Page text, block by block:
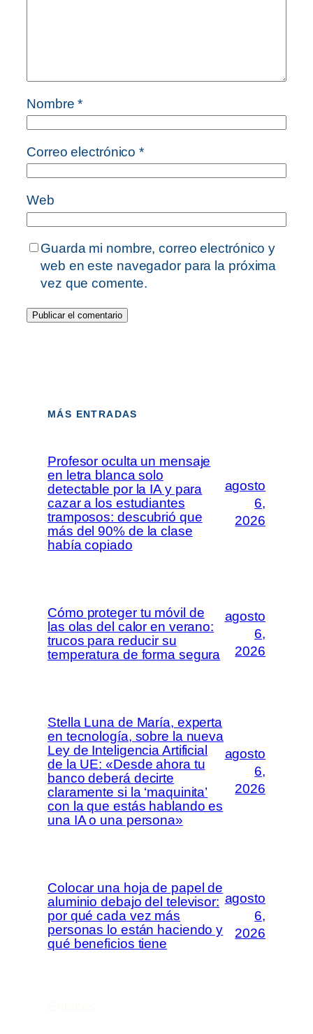
Nombre*
Correo electrónico*
Web
Guarda mi nombre, correo electrónico y
web en este navegador para la próxima
vez que comente.
MÁS ENTRADAS
Profesor oculta un mensaje
en letra blanca solo
detectable por la IA y para
cazar a los estudiantes
tramposos: descubrió que
más del 90% de la clase
había copiado
agosto
6,
2026
Cómo proteger tu móvil de
las olas del calor en verano:
trucos para reducir su
temperatura de forma segura
agosto
6,
2026
Stella Luna de María, experta
en tecnología, sobre la nueva
Ley de Inteligencia Artificial
de la UE: «Desde ahora tu
banco deberá decirte
claramente si la ‘maquinita’
con la que estás hablando es
una IA o una persona»
agosto
6,
2026
Colocar una hoja de papel de
aluminio debajo del televisor:
por qué cada vez más
personas lo están haciendo y
qué beneficios tiene
agosto
6,
2026